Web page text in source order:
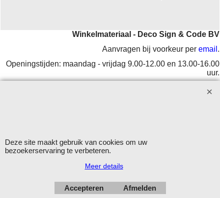
Winkelmateriaal - Deco Sign & Code BV
Aanvragen bij voorkeur per email .
Openingstijden: maandag - vrijdag 9.00-12.00 en 13.00-16.00
uur.
Verzending op werkdagen met DHL
Webwinkel gemaakt met
Deze site maakt gebruik van cookies om uw
bezoekerservaring te verbeteren.
Meer details
Accepteren Afmelden